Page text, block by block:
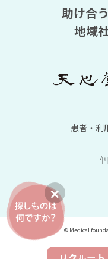
助け合
地域
患者・利
© Medical